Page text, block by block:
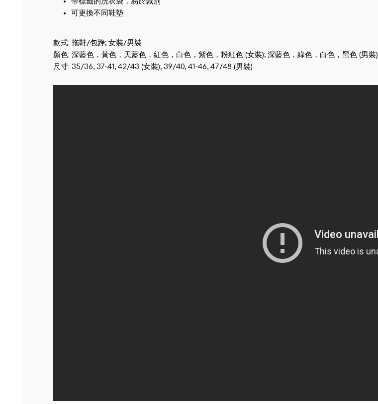
可更換不同鞋墊
款式: 拖鞋/包踭; 女裝/男裝
顏色: 深藍色，黃色，天藍色，紅色，白色，紫色，粉紅色 (女裝); 深藍色，綠色，白色，黑色 (男裝)
尺寸: 35/36, 37-41, 42/43 (女裝); 39/40, 41-46, 47/48 (男裝)